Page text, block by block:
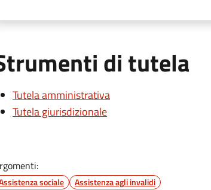
di tutela
Tutela amministrativa
Tutela giurisdizionale
sociale Assistenza agli invalidi